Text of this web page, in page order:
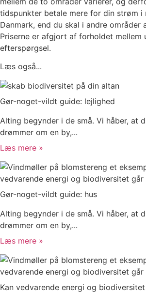
tidspunkter betale mere for din strøm i
Danmark, end du skal i andre områder
Priserne er afgjort af forholdet mellem
efterspørgsel.
Læs også...
Gør-noget-vildt guide: lejlighed
Alting begynder i de små. Vi håber, at
drømmer om en by,...
Læs mere »
Gør-noget-vildt guide: hus
Alting begynder i de små. Vi håber, at
drømmer om en by,...
Læs mere »
Kan vedvarende energi og